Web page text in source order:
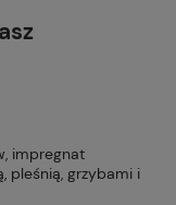
impregnat
pleśnią, grzybami i